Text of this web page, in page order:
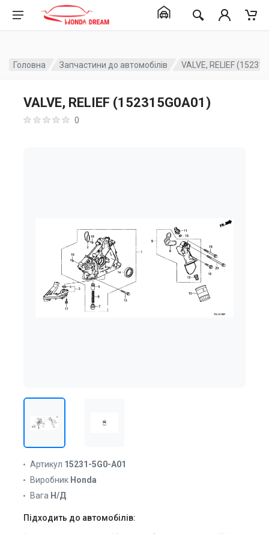
Головна Запчастини до автомобілів VALVE, RELIEF
VALVE, RELIEF (152315G0A01)
0
Артикул 15231-5G0-A01
Виробник Honda
Вага Н/Д
Підходить до автомобілів: